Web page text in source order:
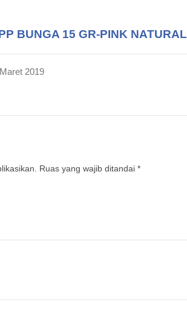
BUNGA 15 GR-PINK NATURAL
2019
Ruas yang wajib ditandai *